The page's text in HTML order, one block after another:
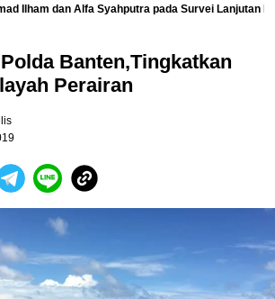
Ilham dan Alfa Syahputra pada Survei Lanjutan
Banten,Tingkatkan
Perairan